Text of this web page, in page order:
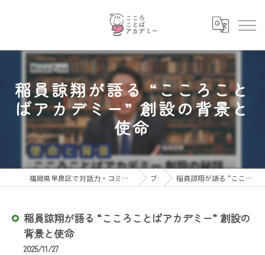
稲員諒翔が語る “こころこと
ばアカデミー” 創設の背景と
使命
福岡県早良区で対話力・コミュニケーション力を育むならこころことばアカデミー ブログ 稲員諒翔が語る “こころことばアカデミー” 創設の背景と使命
稲員諒翔が語る “こころことばアカデミー” 創設の
背景と使命
2025/11/27